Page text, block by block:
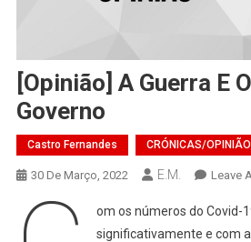
[Opinião] A Guerra E
Governo
Castro Fernandes CRÓNICAS/OPINIÃO
30 De Março, 2022 E.M. Leave
om os números do Covid-
significativamente e com